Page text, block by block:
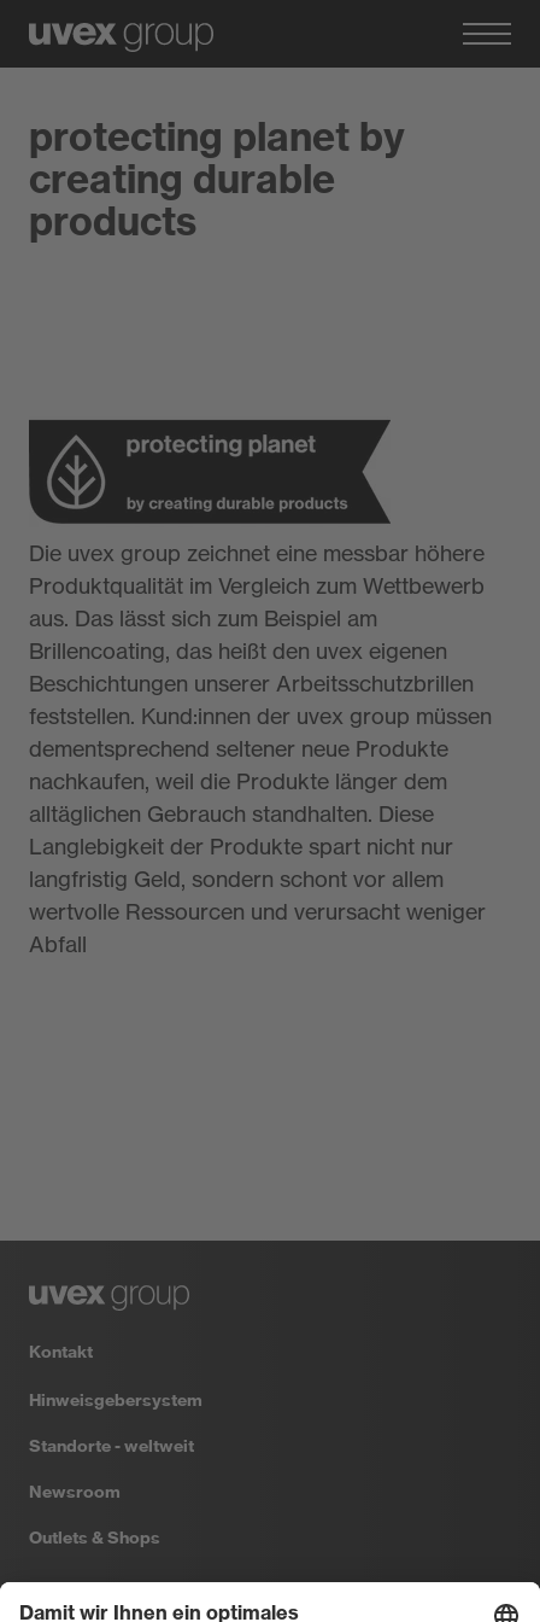
protecting planet by
creating durable
products
Die uvex group zeichnet eine messbar höhere
Produktqualität im Vergleich zum Wettbewerb
aus. Das lässt sich zum Beispiel am
Brillencoating, das heißt den uvex eigenen
Beschichtungen unserer Arbeitsschutzbrillen
feststellen. Kund:innen der uvex group müssen
dementsprechend seltener neue Produkte
nachkaufen, weil die Produkte länger dem
alltäglichen Gebrauch standhalten. Diese
Langlebigkeit der Produkte spart nicht nur
langfristig Geld, sondern schont vor allem
wertvolle Ressourcen und verursacht weniger
Abfall
Kontakt
Hinweisgebersystem
Standorte - weltweit
Newsroom
Outlets & Shops